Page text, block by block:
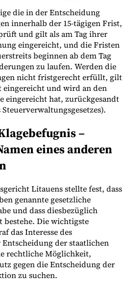
die in der Entscheidung
innerhalb der 15-tägigen Frist,
und gilt als am Tag ihrer
eingereicht, und die Fristen
beginnen ab dem Tag
zu laufen. Werden die
nicht fristgerecht erfüllt, gilt
eingereicht und wird an den
eingereicht hat, zurückgesandt
–
eines anderen
Litauens stellte fest, dass
genannte gesetzliche
und dass diesbezüglich
Die wichtigste
das Interesse des
der staatlichen
rechtliche Möglichkeit,
gegen die Entscheidung der
zu suchen.